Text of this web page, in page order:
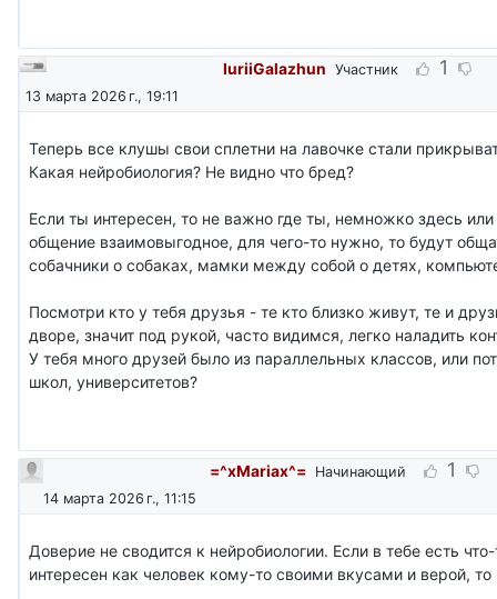
IuriiGalazhun Участник 1
13 марта 2026 г., 19:11
Теперь все клушы свои сплетни на лавочке стали
Какая нейробиология? Не видно что бред?
Если ты интересен, то не важно где ты, немножко здесь
общение взаимовыгодное, для чего-то нужно, то будут
собачники о собаках, мамки между собой о детях,
Посмотри кто у тебя друзья - те кто близко живут, те и
дворе, значит под рукой, часто видимся, легко наладить
У тебя много друзей было из параллельных классов, или
школ, университетов?
=^xMariax^= Начинающий 1
14 марта 2026 г., 11:15
Доверие не сводится к нейробиологии. Если в тебе есть
интересен как человек кому-то своими вкусами и верой, то